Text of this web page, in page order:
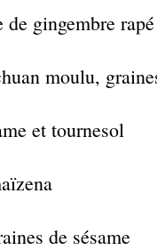
de gingembre rapé
moulu,
et tournesol
de sésame